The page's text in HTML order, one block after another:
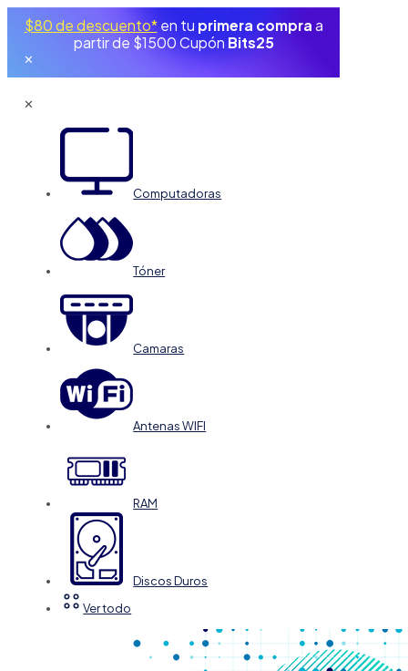
$80 de descuento*en tu primera compra a
partir de $1500 Cupón Bits25
✕
✕
Computadoras
Tóner
Camaras
Antenas WIFI
RAM
Discos Duros
Ver todo